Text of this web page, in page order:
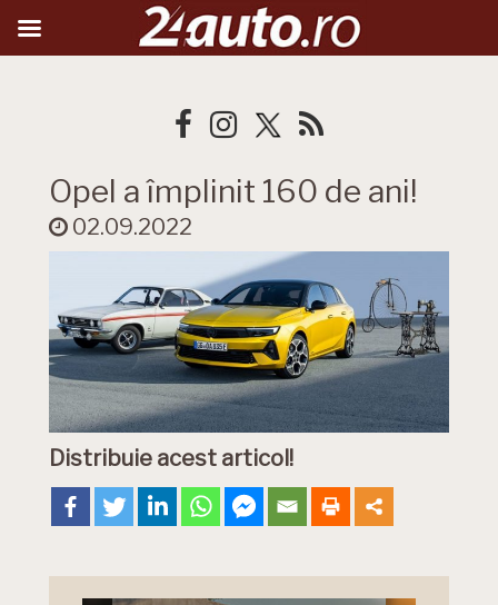
Opel a împlinit 160 de ani!
02.09.2022
Distribuie acest articol!